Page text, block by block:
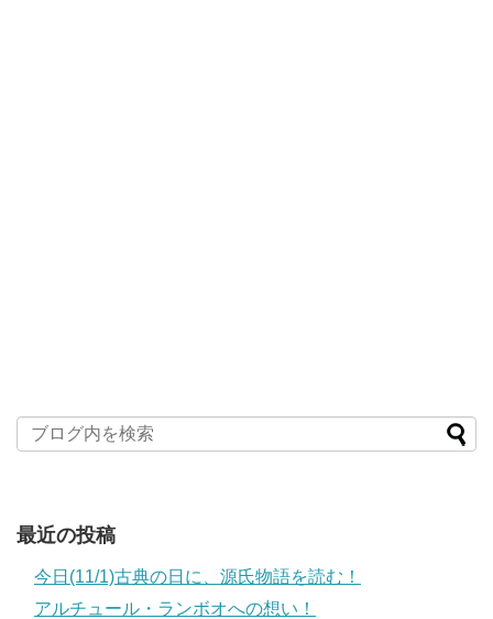
最近の投稿
今日(11/1)古典の日に、源氏物語を読む！
アルチュール・ランボオへの想い！